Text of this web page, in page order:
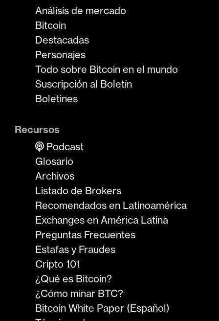
Análisis de mercado
Bitcoin
Destacadas
Personajes
Todo sobre Bitcoin en el mundo
Suscripción al Boletín
Boletines
Recursos
Podcast
Glosario
Archivos
Listado de Brokers
Recomendados en Latinoamérica
Exchanges en América Latina
Preguntas Frecuentes
Estafas y Fraudes
Cripto 101
¿Qué es Bitcoin?
¿Cómo minar BTC?
Bitcoin White Paper (Español)